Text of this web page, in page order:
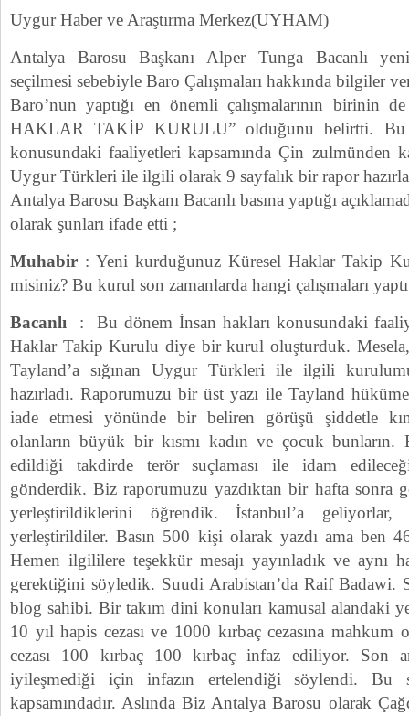
Uygur Haber ve Araştırma Merkez(UYHAM)
Antalya Barosu Başkanı Alper Tunga Bacanlı
seçilmesi sebebiyle Baro Çalışmaları hakkında bilgiler
Baro’nun yaptığı en önemli çalışmalarının birinin
HAKLAR TAKİP KURULU” olduğunu belirtti. Bu
konusundaki faaliyetleri kapsamında Çin zulmünden
Uygur Türkleri ile ilgili olarak 9 sayfalık bir rapor
Antalya Barosu Başkanı Bacanlı basına yaptığı
olarak şunları ifade etti ;
Muhabir : Yeni kurduğunuz Küresel Haklar Takip
misiniz? Bu kurul son zamanlarda hangi çalışmaları
Bacanlı : Bu dönem İnsan hakları konusundaki
Haklar Takip Kurulu diye bir kurul oluşturduk.
Tayland’a sığınan Uygur Türkleri ile ilgili
hazırladı. Raporumuzu bir üst yazı ile Tayland
iade etmesi yönünde bir beliren görüşü şiddetle
olanların büyük bir kısmı kadın ve çocuk bunların.
edildiği takdirde terör suçlaması ile idam
gönderdik. Biz raporumuzu yazdıktan bir hafta sonra
yerleştirildiklerini öğrendik. İstanbul’a geliyorlar,
yerleştirildiler. Basın 500 kişi olarak yazdı ama ben
Hemen ilgililere teşekkür mesajı yayınladık ve aynı
gerektiğini söyledik. Suudi Arabistan’da Raif Badawi.
blog sahibi. Bir takım dini konuları kamusal alandaki
10 yıl hapis cezası ve 1000 kırbaç cezasına
cezası 100 kırbaç 100 kırbaç infaz ediliyor. Son
iyileşmediği için infazın ertelendiği söylendi. Bu
kapsamındadır. Aslında Biz Antalya Barosu olarak